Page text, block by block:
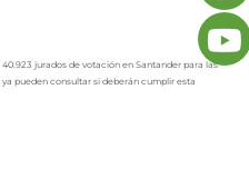
jurados de votación en Santander para las
pueden consultar si deberán cumplir esta